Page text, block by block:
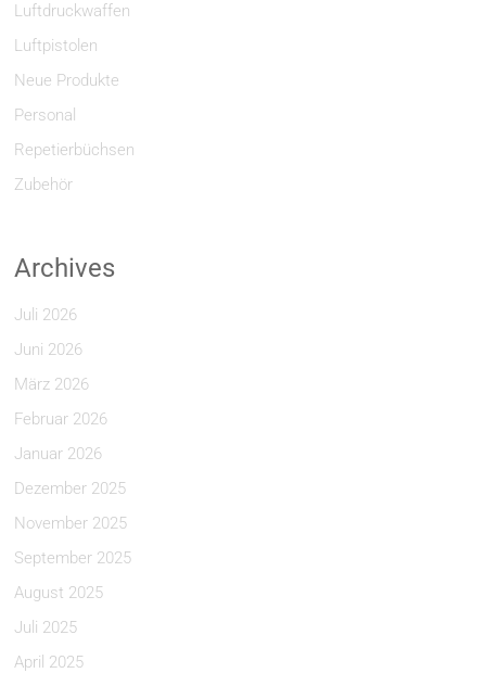
Luftdruckwaffen
Luftpistolen
Neue Produkte
Personal
Repetierbüchsen
Zubehör
Archives
Juli 2026
Juni 2026
März 2026
Februar 2026
Januar 2026
Dezember 2025
November 2025
September 2025
August 2025
Juli 2025
April 2025